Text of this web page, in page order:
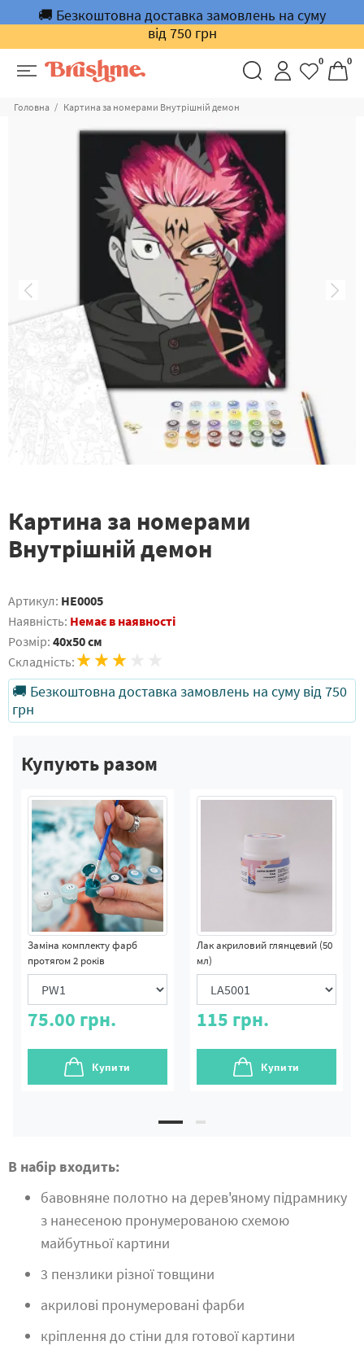
🚚 Безкоштовна доставка замовлень на суму
від 750 грн
0 0
Головна Картина за номерами Внутрішній демон
Картина за номерами
Внутрішній демон
Артикул: HE0005
Наявність: Немає в наявності
Розмір: 40x50 см
Складність:
🚚 Безкоштовна доставка замовлень на суму від 750
грн
Купують разом
Заміна комплекту фарб
протягом 2 років
75.00 грн.
Купити
Лак акриловий глянцевий (50
мл)
115 грн.
Купити
В набір входить:
бавовняне полотно на дерев'яному підрамнику
з нанесеною пронумерованою схемою
майбутньої картини
3 пензлики різної товщини
акрилові пронумеровані фарби
кріплення до стіни для готової картини